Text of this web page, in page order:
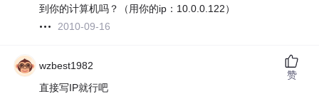
到你的计算机吗？（用你的ip：10.0.0.122）
2010-09-16
wzbest1982
直接写IP就行吧
赞